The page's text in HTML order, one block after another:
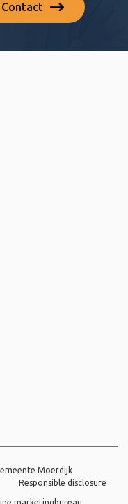
Contact
Moerdijk
Responsible disclosure